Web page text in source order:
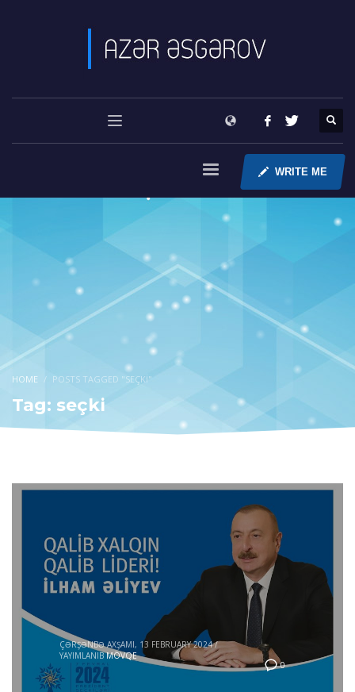
WRITE ME
HOME POSTS TAGGED "SEÇKI"
Tag: seçki
0
ÇƏRŞƏNBƏ AXŞAMI, 13 FEBRUARY 2024 /
YAYIMLANIB MÖVQE